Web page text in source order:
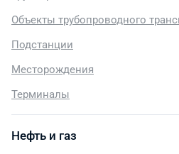
Объекты трубопроводного
Подстанции
Месторождения
Терминалы
Нефть и газ